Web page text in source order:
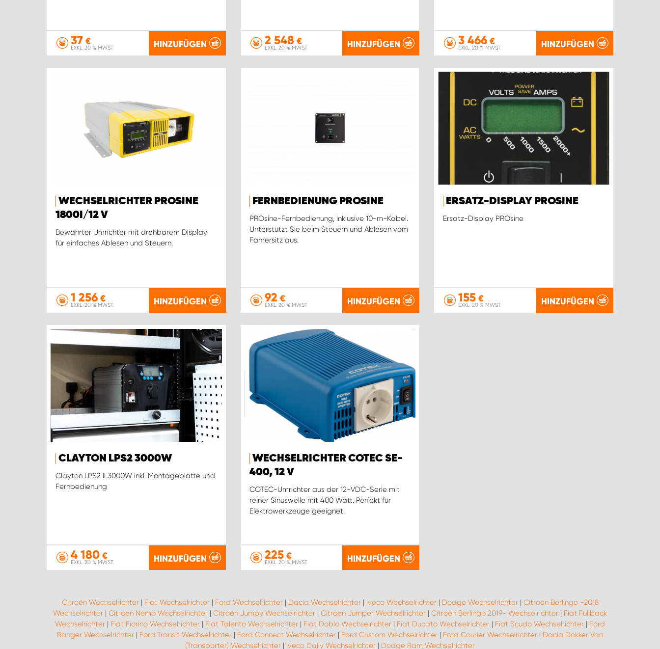
37 €
EXKL. 20 % MWST. HINZUFÜGEN 2 548 €
EXKL. 20 % MWST. HINZUFÜGEN 3 466 €
EXKL. 20 % MWST. HINZUFÜGEN
WECHSELRICHTER PROSINE
1800I/12 V
Bewährter Umrichter mit drehbarem Display
für einfaches Ablesen und Steuern.
1 256 €
EXKL. 20 % MWST. HINZUFÜGEN
FERNBEDIENUNG PROSINE
PROsine-Fernbedienung, inklusive 10-m-Kabel.
Unterstützt Sie beim Steuern und Ablesen vom
Fahrersitz aus.
92 €
EXKL. 20 % MWST. HINZUFÜGEN
ERSATZ-DISPLAY PROSINE
Ersatz-Display PROsine
155 €
EXKL. 20 % MWST. HINZUFÜGEN
CLAYTON LPS2 3000W
Clayton LPS2 II 3000W inkl. Montageplatte und
Fernbedienung
4 180 €
EXKL. 20 % MWST. HINZUFÜGEN
WECHSELRICHTER COTEC SE-
400, 12 V
COTEC-Umrichter aus der 12-VDC-Serie mit
reiner Sinuswelle mit 400 Watt. Perfekt für
Elektrowerkzeuge geeignet.
225€
EXKL. 20 % MWST. HINZUFÜGEN
Citroën Wechselrichter| Fiat Wechselrichter| Ford Wechselrichter| Dacia Wechselrichter| Iveco Wechselrichter| Dodge Wechselrichter| Citroën Berlingo -2018
Wechselrichter | Citroën Nemo Wechselrichter | Citroën Jumpy Wechselrichter | Citroën Jumper Wechselrichter | Citroën Berlingo 2019- Wechselrichter | Fiat Fullback
Wechselrichter | Fiat Fiorino Wechselrichter | Fiat Talento Wechselrichter | Fiat Doblo Wechselrichter | Fiat Ducato Wechselrichter | Fiat Scudo Wechselrichter | Ford
Ranger Wechselrichter | Ford Transit Wechselrichter | Ford Connect Wechselrichter | Ford Custom Wechselrichter | Ford Courier Wechselrichter | Dacia Dokker Van
(Transporter) Wechselrichter | Iveco Daily Wechselrichter | Dodge Ram Wechselrichter